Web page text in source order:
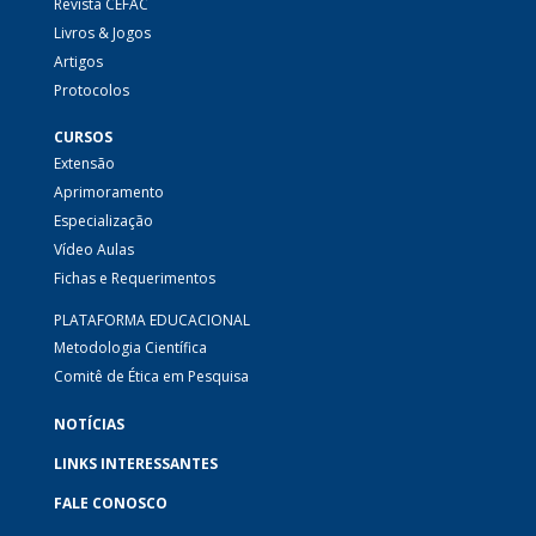
Revista CEFAC
Livros & Jogos
Artigos
Protocolos
CURSOS
Extensão
Aprimoramento
Especialização
Vídeo Aulas
Fichas e Requerimentos
PLATAFORMA EDUCACIONAL
Metodologia Científica
Comitê de Ética em Pesquisa
NOTÍCIAS
LINKS INTERESSANTES
FALE CONOSCO